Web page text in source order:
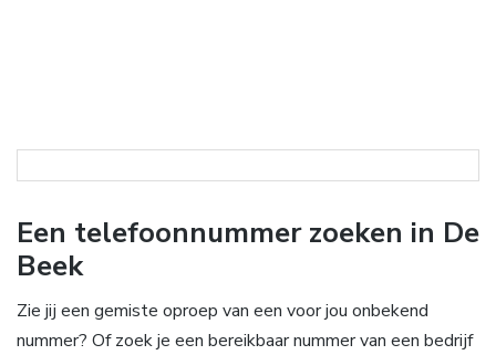
Een telefoonnummer zoeken in De
Beek
Zie jij een gemiste oproep van een voor jou onbekend
nummer? Of zoek je een bereikbaar nummer van een bedrijf